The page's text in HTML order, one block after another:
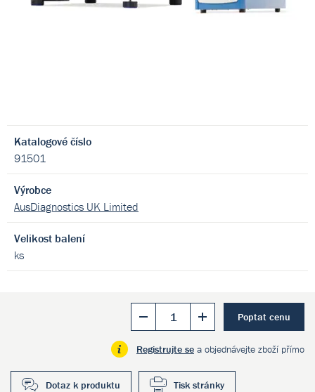
Katalogové číslo
91501
Výrobce
AusDiagnostics UK Limited
Velikost balení
ks
Poptat cenu
Registrujte se a objednávejte zboží přímo
Dotaz k produktu Tisk stránky